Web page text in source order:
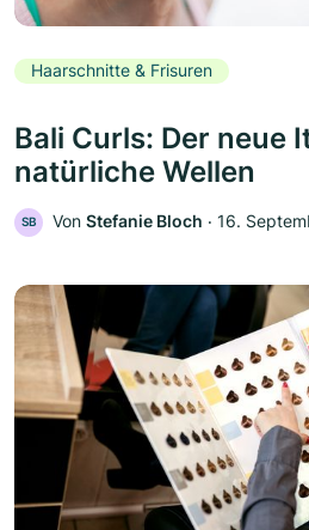
Haarschnitte & Frisuren
Bali Curls: Der neue
natürliche Wellen
SB Von Stefanie Bloch ‧ 16.